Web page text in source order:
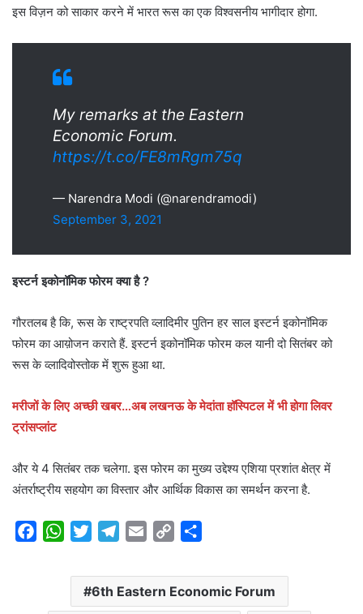
इस विज़न को साकार करने में भारत रूस का एक विश्वसनीय भागीदार होगा.
My remarks at the Eastern
Economic Forum.
https://t.co/FE8mRgm75q
— Narendra Modi (@narendramodi)
September 3, 2021
इस्टर्न इकोनॉमिक फोरम क्या है ?
गौरतलब है कि, रूस के राष्ट्रपति व्लादिमीर पुतिन हर साल इस्टर्न इकोनॉमिक
फोरम का आय़ोजन कराते हैं. इस्टर्न इकोनॉमिक फोरम कल यानी दो सितंबर को
रूस के व्लादिवोस्तोक में शुरू हुआ था.
मरीजों के लिए अच्छी खबर…अब लखनऊ के मेदांता हॉस्पिटल में भी होगा लिवर
ट्रांसप्लांट
और ये 4 सितंबर तक चलेगा. इस फोरम का मुख्य उद्देश्य एशिया प्रशांत क्षेत्र में
अंतर्राष्ट्रीय सहयोग का विस्तार और आर्थिक विकास का समर्थन करना है.
W
a
i
t
l
e
a
i
p
y
a
r
6th Eastern Economic Forum